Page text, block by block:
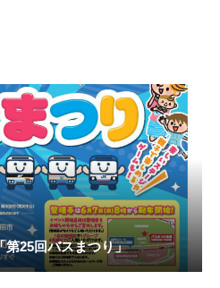
第25回バスまつり」